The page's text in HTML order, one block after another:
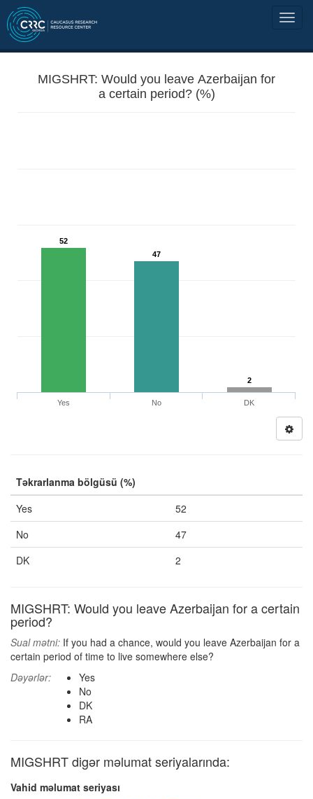
MIGSHRT: Would you leave Azerbaijan for
a certain period? (%)
52
47
2
Yes No DK
Təkrarlanma bölgüsü (%)
Yes
52
No
47
DK
2
MIGSHRT: Would you leave Azerbaijan for a certain
period?
Sual mətni: If you had a chance, would you leave Azerbaijan for a
certain period of time to live somewhere else?
Dəyərlər:
Yes
No
DK
RA
MIGSHRT digər məlumat seriyalarında:
Vahid məlumat seriyası